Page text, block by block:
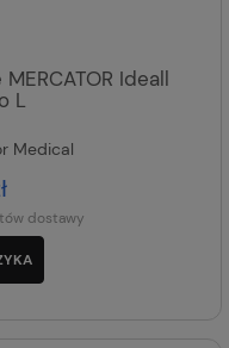
Ideall
L
Medical
dostawy